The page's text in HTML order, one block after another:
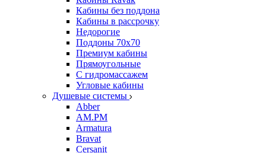
Кабины без поддона
Кабины в рассрочку
Недорогие
Поддоны 70x70
Премиум кабины
Прямоугольные
С гидромассажем
Угловые кабины
Душевые системы
Abber
AM.PM
Armatura
Bravat
Cersanit